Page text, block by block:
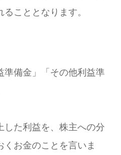
こととなります。
準備金」「その他利益準
した利益を、株主への分
お金のことを言いま